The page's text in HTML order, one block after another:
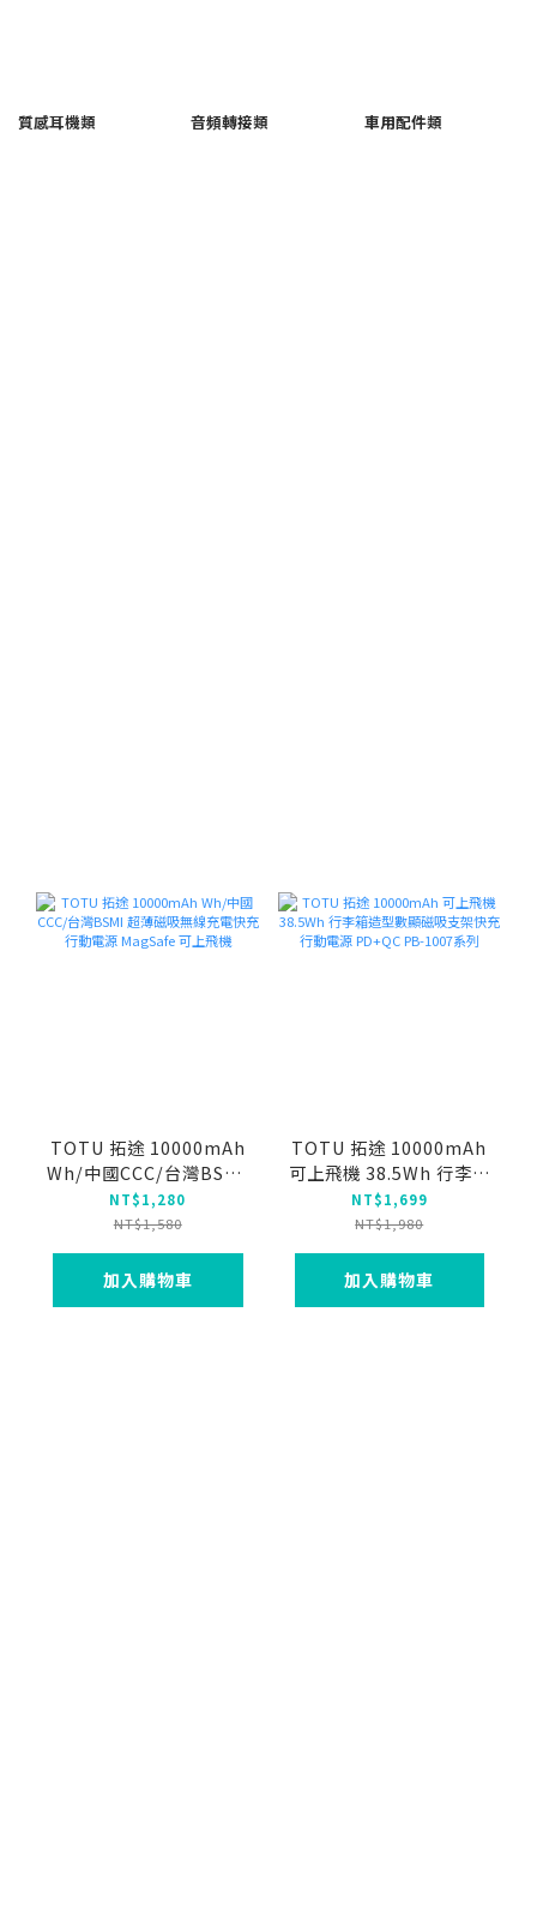
質感耳機類 音頻轉接類 車用配件類
TOTU 拓途 10000mAh
Wh/中國CCC/台灣BSMI
超薄磁吸無線充電快充行
動電源 MagSafe 可上飛
機
NT$1,280
NT$1,580
加入購物車
TOTU 拓途 10000mAh
可上飛機 38.5Wh 行李箱
造型數顯磁吸支架快充行
動電源 PD+QC PB-
1007系列
NT$1,699
NT$1,980
加入購物車